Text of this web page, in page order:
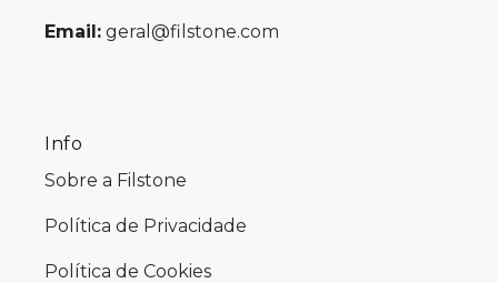
Email: geral@filstone.com
Info
Sobre a Filstone
Política de Privacidade
Política de Cookies